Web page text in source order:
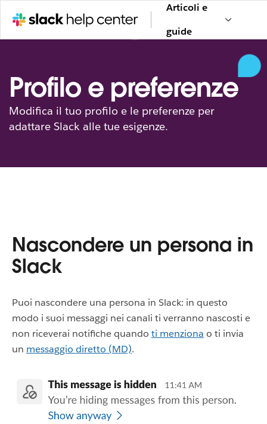
Articoli e
guide
Profilo e preferenze
Modifica il tuo profilo e le preferenze per
adattare Slack alle tue esigenze.
Nascondere un persona in
Slack
Puoi nascondere una persona in Slack: in questo
modo i suoi messaggi nei canali ti verranno nascosti e
non riceverai notifiche quando ti menziona o ti invia
un messaggio diretto (MD).